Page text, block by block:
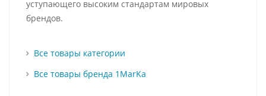
уступающего высоким стандартам мировых
брендов.
Все товары категории
Все товары бренда 1MarKa